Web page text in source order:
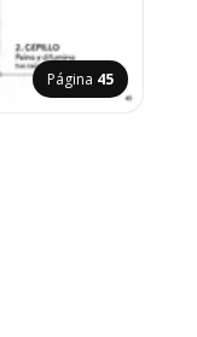
Página 45